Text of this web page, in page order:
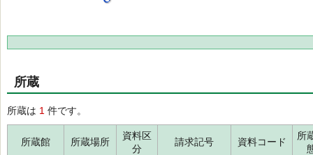
所蔵
所蔵は 1 件です。
所蔵館 所蔵場所
資料区
分
請求記号 資料コード
所